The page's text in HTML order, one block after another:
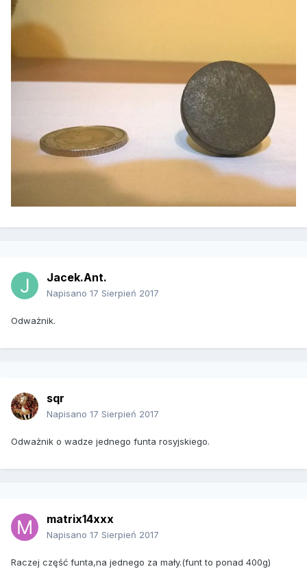
Jacek.Ant.
Napisano 17 Sierpień 2017
Odważnik.
sqr
Napisano 17 Sierpień 2017
Odważnik o wadze jednego funta rosyjskiego.
matrix14xxx
Napisano 17 Sierpień 2017
Raczej część funta,na jednego za mały.(funt to ponad 400g)